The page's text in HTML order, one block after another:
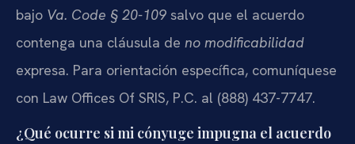
bajo Va. Code § 20-109 salvo que el acuerdo
contenga una cláusula de no modificabilidad
expresa. Para orientación específica, comuníquese
con Law Offices Of SRIS, P.C. al (888) 437-7747.
¿Qué ocurre si mi cónyuge impugna el acuerdo